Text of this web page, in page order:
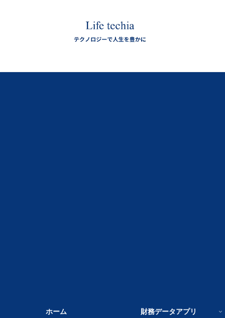
ホーム 財務データアプリ